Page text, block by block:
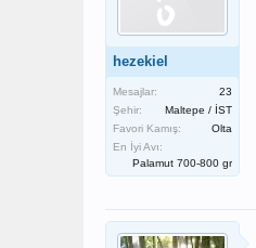
hezekiel
Mesajlar:
23
Şehir:
Maltepe / İST
Favori Kamış:
Olta
En İyi Avı:
Palamut 700-800 gr